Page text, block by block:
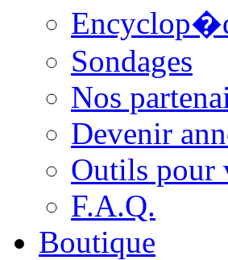
Sondages
Nos
Devenir
Outils pour
F.A.Q.
Boutique